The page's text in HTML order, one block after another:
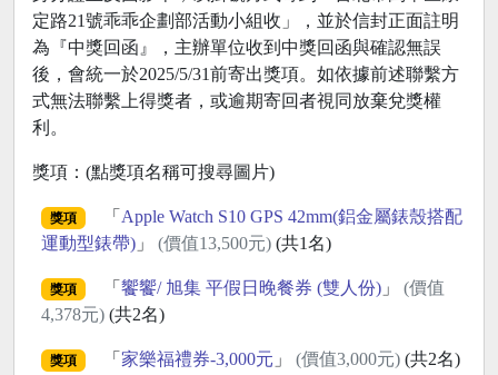
定路21號乖乖企劃部活動小組收」，並於信封正面註明
為『中獎回函』，主辦單位收到中獎回函與確認無誤
後，會統一於2025/5/31前寄出獎項。如依據前述聯繫方
式無法聯繫上得獎者，或逾期寄回者視同放棄兌獎權
利。
獎項：(點獎項名稱可搜尋圖片)
獎項 「 Apple Watch S10 GPS 42mm(鋁金屬錶殼搭配
運動型錶帶) 」 (價值13,500元) (共1名)
獎項 「 饗饗/ 旭集 平假日晚餐券 (雙人份)」 (價值
4,378元) (共2名)
獎項 「 家樂福禮券-3,000元 」 (價值3,000元)(共2名)